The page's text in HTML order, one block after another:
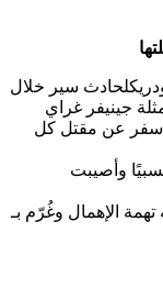
سير خلال
جينيفر غراي
أسفر عن مقتل كل
وأصيبت
الإهمال وغُرّم بـ